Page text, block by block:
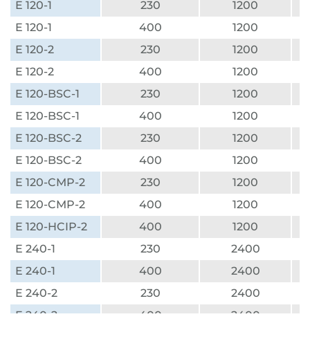
E 120-1
230
1200
E 120-1
400
1200
E 120-2
230
1200
E 120-2
400
1200
E 120-BSC-1
230
1200
E 120-BSC-1
400
1200
E 120-BSC-2
230
1200
E 120-BSC-2
400
1200
E 120-CMP-2
230
1200
E 120-CMP-2
400
1200
E 120-HCIP-2
400
1200
E 240-1
230
2400
E 240-1
400
2400
E 240-2
230
2400
E 240-2
400
2400